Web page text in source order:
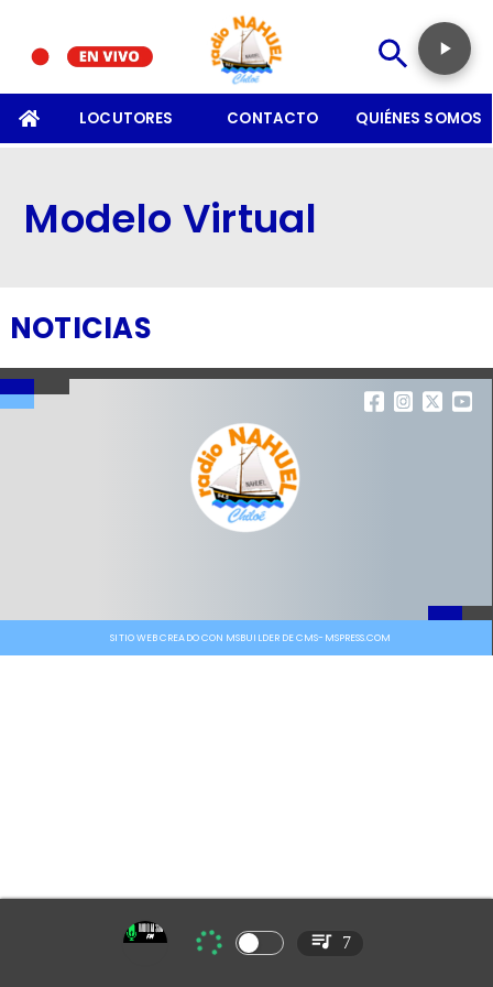
LOCUTORES CONTACTO QUIÉNES SOMOS
Modelo Virtual
NOTICIAS
SITIO WEB CREADO CON MSBUILDER DE CMS-MSPRESS.COM
7